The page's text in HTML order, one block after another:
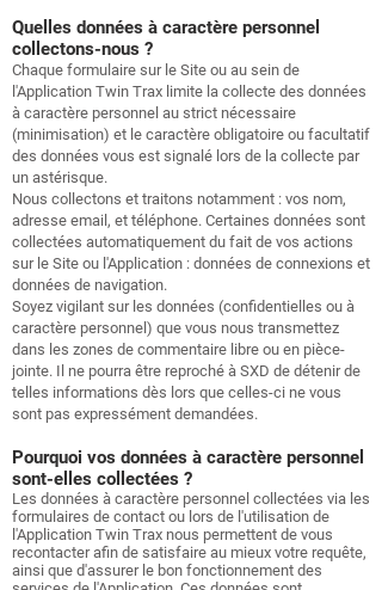
Quelles données à caractère personnel
collectons-nous ?
Chaque formulaire sur le Site ou au sein de
l'Application Twin Trax limite la collecte des données
à caractère personnel au strict nécessaire
(minimisation) et le caractère obligatoire ou facultatif
des données vous est signalé lors de la collecte par
un astérisque.
Nous collectons et traitons notamment : vos nom,
adresse email, et téléphone. Certaines données sont
collectées automatiquement du fait de vos actions
sur le Site ou l'Application : données de connexions et
données de navigation.
Soyez vigilant sur les données (confidentielles ou à
caractère personnel) que vous nous transmettez
dans les zones de commentaire libre ou en pièce-
jointe. Il ne pourra être reproché à SXD de détenir de
telles informations dès lors que celles-ci ne vous
sont pas expressément demandées.
Pourquoi vos données à caractère personnel
sont-elles collectées ?
Les données à caractère personnel collectées via les
formulaires de contact ou lors de l'utilisation de
l'Application Twin Trax nous permettent de vous
recontacter afin de satisfaire au mieux votre requête,
ainsi que d'assurer le bon fonctionnement des